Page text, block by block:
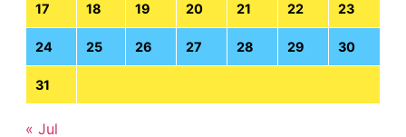
17 18 19 20 21 22 23
24 25 26 27 28 29 30
31
« Jul